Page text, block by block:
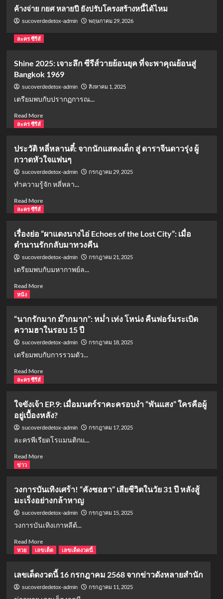
ประกันสังคมเท่าไหร่
5
ได้ไหม
ค้างจ่าย กยศ หลายปี ยังปรับโครงสร้างหนี้ได้ไหม
sucoverdedetox-admin พฤษภาคม 29, 2026
ละคร ซีรีส์
Shine 2025: เจาะลึก ซีรีส์วายย้อนยุค ที่จะพาคุณย้อนสู่
Bangkok 1969
sucoverdedetox-admin สิงหาคม 1, 2025
เตรียมพบกับปรากฏการณ...
Read MoreRead
Shine
2025:
เจาะ
ลึก
ซี
รีส์
วาย
จะ
พา
คุณ
ย้อน
Bangkok
ละคร ซีรีส์
ประวัติ หลี่หลานตี๋: จากนักแสดงเด็ก สู่ ดาราจีนดาวรุ่ง ผู้
กวาดหัวใจแฟนๆ
sucoverdedetox-admin กรกฎาคม 29, 2025
ทำความรู้จัก หลี่หลา...
Read MoreRead
หลี่
หลาน
ตี๋:
จาก
แสดง
จีน
ดาว
รุ่ง
ผู้
หัว
ละคร ซีรีส์
เรื่องย่อ “ผาแดงนางไอ่ Echoes of the Lost City”: เมื่อ
ตำนานรักกลับมาทวงคืน
sucoverdedetox-admin กรกฎาคม 21, 2025
เตรียมพบกับมหากาพย์ล...
Read MoreRead
ย่อ
“ผา
แดง
นาง
Echoes
City”:
เมื่อ
ตำนาน
มาท
หนัง
“นากรักมาก ม๊ากมาก”: หม่ำ เท่ง โหน่ง คืนฟอร์มระเบิด
ความฮาในรอบ 15 ปี
sucoverdedetox-admin กรกฎาคม 18, 2025
เตรียมพบกับการรวมตัว...
Read MoreRead
รัก
มาก
ม๊า
กมาก”:
เท่ง
ระเบิด
ความ
ฮา
ใน
15
ปี
ละคร ซีรีส์
ใจขังเจ้า EP.9: เมื่อมนตร์ราคะครอบงำ “พันแสง” ใครคือผู้
อยู่เบื้องหลัง?
sucoverdedetox-admin กรกฎาคม 17, 2025
ละครพีเรียดโรแมนติกแ...
Read MoreRead
ขัง
เจ้า
EP.9:
เมื่อ
ราคะ
ครอบงำ
คือ
ผู้
อยู่
ข่าว
วงการบันเทิงเศร้า! “คังซอฮา” เสียชีวิตในวัย 31 ปี หลังสู้
มะเร็งอย่างกล้าหาญ
sucoverdedetox-admin กรกฎาคม 15, 2025
วงการบันเทิงเกาหลีต้...
Read MoreRead
more
วงการ
บันเทิง
เศร้า!
“คัง
หวย เลขเด็ด เลขเด็ดงวดนี้
เลขเด็ดงวดนี้ 16 กรกฎาคม 2568 จากข่าวดังหลายสำนัก
sucoverdedetox-admin กรกฎาคม 11, 2025